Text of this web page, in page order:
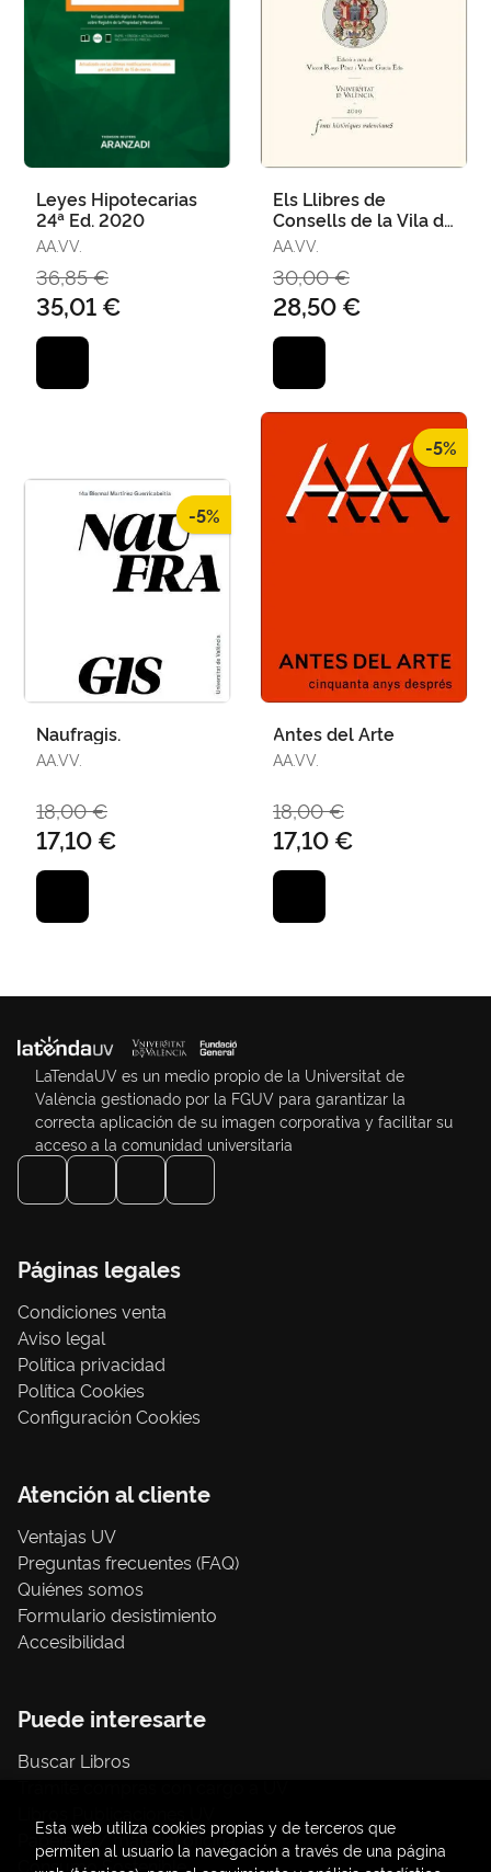
Leyes Hipotecarias
24ª Ed. 2020
AA.VV.
36,85 €
35,01 €
Els Llibres de
Consells de la Vila de
Castelló Iv (1404-
1410)
AA.VV.
30,00 €
28,50 €
-5%
Naufragis.
AA.VV.
18,00 €
17,10 €
-5%
Antes del Arte
AA.VV.
18,00 €
17,10 €
LaTendaUV es un medio propio de la Universitat de
València gestionado por la FGUV para garantizar la
correcta aplicación de su imagen corporativa y facilitar su
acceso a la comunidad universitaria
Páginas legales
Condiciones venta
Aviso legal
Política privacidad
Política Cookies
Configuración Cookies
Atención al cliente
Ventajas UV
Preguntas frecuentes (FAQ)
Quiénes somos
Formulario desistimiento
Accesibilidad
Puede interesarte
Buscar Libros
Papelería / material oficina
Consumo Sostenible
Esta web utiliza cookies propias y de terceros que
permiten al usuario la navegación a través de una página